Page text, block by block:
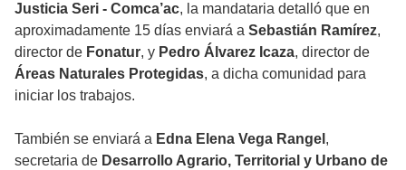
Justicia Seri - Comca’ac, la mandataria detalló que en
aproximadamente 15 días enviará a Sebastián Ramírez,
director de Fonatur, y Pedro Álvarez Icaza, director de
Áreas Naturales Protegidas, a dicha comunidad para
iniciar los trabajos.
También se enviará a Edna Elena Vega Rangel ,
secretaria de Desarrollo Agrario, Territorial y Urbano de